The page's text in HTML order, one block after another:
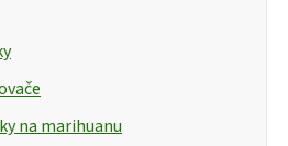
na marihuanu